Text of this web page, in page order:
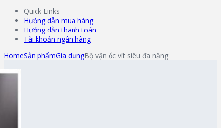
Quick Links
Hướng dẫn mua hàng
Hướng dẫn thanh toán
Tài khoản ngân hàng
HomeSản phẩmGia dụngBộ vặn ốc vít siêu đa năng